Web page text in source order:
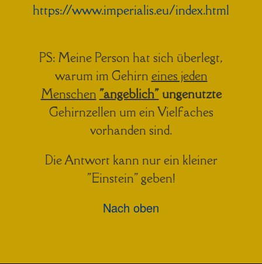
https://www.imperialis.eu/index.html
PS: Meine Person hat sich überlegt,
warum im Gehirn eines jeden
Menschen "angeblich" ungenutzte
Gehirnzellen um ein Vielfaches
vorhanden sind.
Die Antwort kann nur ein kleiner
"Einstein" geben!
Nach oben